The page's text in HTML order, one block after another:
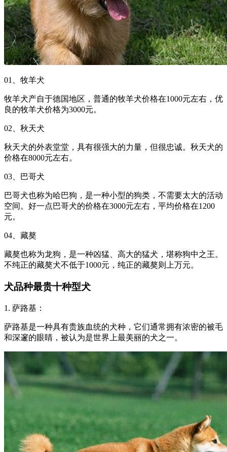
01、牧羊犬
牧羊犬产自于德国地区，普通的牧羊犬价格在1000元左右，优
良的牧羊犬价格为3000元。
02、秋天犬
秋天犬的外表堂堂，具有很强大的力量，但很忠诚。秋天犬的
价格在8000元左右。
03、巴哥犬
巴哥犬也称为哈巴狗，是一种小型的狗类，不需要太大的活动
空间。好一点巴哥犬的价格在3000元左右，平均价格在1200
元。
04、藏獒
藏獒也称为龙狗，是一种凶猛、高大的猛犬，堪称狗中之王。
不纯正的藏獒犬不低于1000元，纯正的藏獒则上万元。
犬品种最贵十种型犬
1. 萨路基：
萨路基是一种具有贵族血统的犬种，它们通常拥有浓密的被毛
和深邃的眼睛，被认为是世界上最美丽的犬之一。